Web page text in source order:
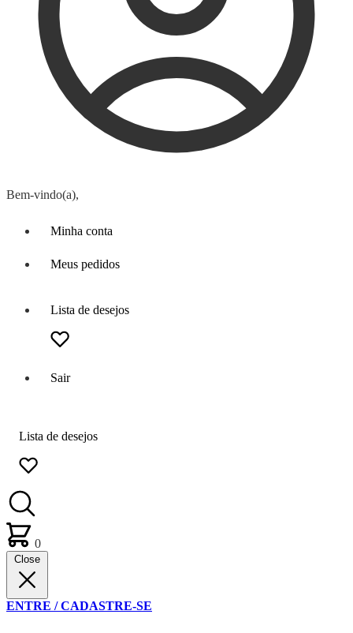
Bem-vindo(a),
Minha conta
Meus pedidos
Lista de desejos
Sair
Lista de desejos
0
Close
ENTRE / CADASTRE-SE